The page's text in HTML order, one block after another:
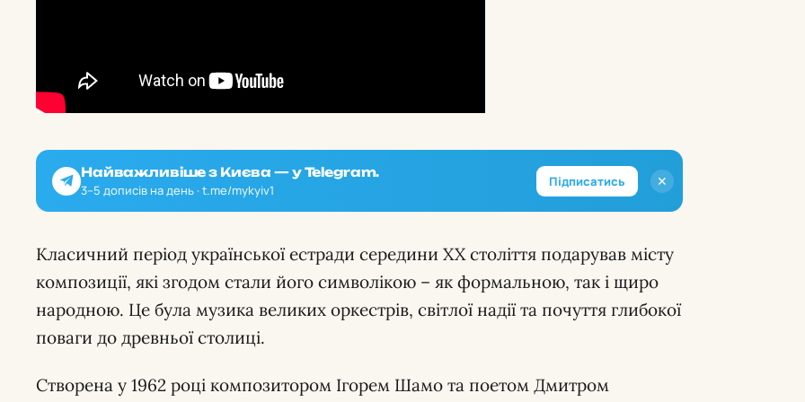
✕
Найважливіше з Києва — у Telegram.
3–5 дописів на день · t.me/mykyiv1
Підписатись
Класичний період української естради середини XX століття подарував місту
композиції, які згодом стали його символікою – як формальною, так і щиро
народною. Це була музика великих оркестрів, світлої надії та почуття глибокої
поваги до древньої столиці.
Створена у 1962 році композитором Ігорем Шамо та поетом Дмитром